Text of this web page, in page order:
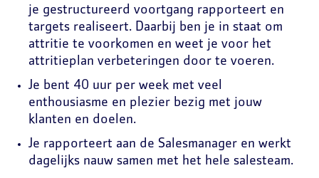
je gestructureerd voortgang rapporteert en
targets realiseert. Daarbij ben je in staat om
attritie te voorkomen en weet je voor het
attritieplan verbeteringen door te voeren.
Je bent 40 uur per week met veel
enthousiasme en plezier bezig met jouw
klanten en doelen.
Je rapporteert aan de Salesmanager en werkt
dagelijks nauw samen met het hele salesteam.